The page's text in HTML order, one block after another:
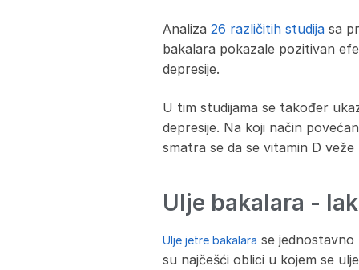
Analiza26 različitih studija sa
bakalara pokazale pozitivan
depresije.
U tim studijama se također
depresije. Na koji način
smatra se da se vitamin D
Ulje bakalara -
Ulje jetre bakalara se
su najčešći oblici u kojem se